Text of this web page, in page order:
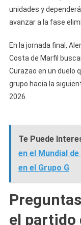
unidades y
avanzar a la fase
En la jornada final,
Costa de Marfil
Curazao en un duelo
grupo hacia la
2026.
Te Puede
en el Mundial
en el Grupo G
el partido